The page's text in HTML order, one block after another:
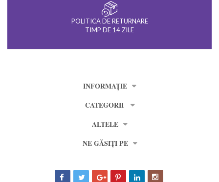
POLITICA DE RETURNARE
TIMP DE 14 ZILE
INFORMAȚIE
CATEGORII
ALTELE
NE GĂSIȚI PE